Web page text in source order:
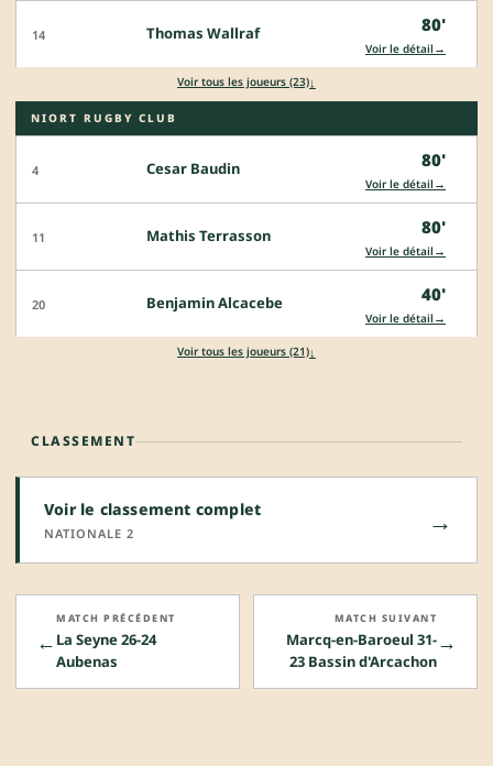
14 Thomas Wallraf 80'
Voir le détail →
Voir tous les joueurs (23)↓
NIORT RUGBY CLUB
4 Cesar Baudin 80'
Voir le détail →
11 Mathis Terrasson 80'
Voir le détail →
20 Benjamin Alcacebe 40'
Voir le détail →
Voir tous les joueurs (21)↓
CLASSEMENT
Voir le classement complet
NATIONALE 2 →
←
MATCH PRÉCÉDENT
La Seyne 26-24
Aubenas
→
MATCH SUIVANT
Marcq-en-Baroeul 31-
23 Bassin d'Arcachon